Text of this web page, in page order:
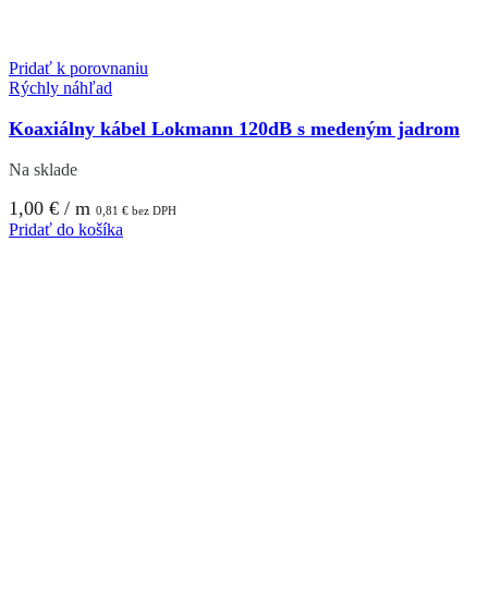
Pridať k porovnaniu
Rýchly náhľad
Koaxiálny kábel Lokmann 120dB s medeným jadrom
Na sklade
1,00 € / m 0,81 € bez DPH
Pridať do košíka